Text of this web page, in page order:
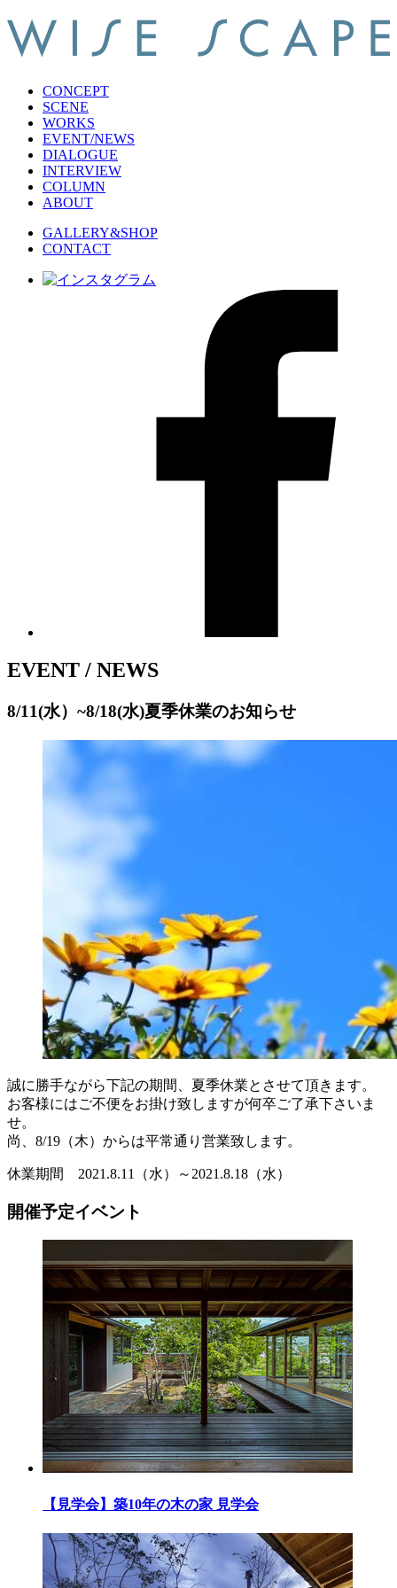
CONCEPT
SCENE
WORKS
EVENT/NEWS
DIALOGUE
INTERVIEW
COLUMN
ABOUT
GALLERY&SHOP
CONTACT
EVENT / NEWS
8/11(水）~8/18(水)夏季休業のお知らせ
誠に勝手ながら下記の期間、夏季休業とさせて頂きます。
お客様にはご不便をお掛け致しますが何卒ご了承下さいま
せ。
尚、8/19（木）からは平常通り営業致します。
休業期間 2021.8.11（水）～2021.8.18（水）
開催予定イベント
【見学会】築10年の木の家 見学会